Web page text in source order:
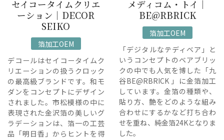
セイコータイムクリエ
ーション｜DECOR
SEIKO
箔加工OEM
デコールはセイコータイムク
リエーションの扱うクロック
の最高級ブランドです。和モ
ダンをコンセプトにデザイン
されました。市松模様の中に
表現された金沢箔の美しいグ
ラデーションは、箔一の工芸
品「明日香」からヒントを得
メディコム・トイ｜
BE@RBRICK
箔加工OEM
「デジタルなテディベア」と
いうコンセプトのベアブリッ
クの中でも人気を博した「九
谷BE@RBRICK 」に金箔加工
しています。金箔の種類や、
貼り方、艶をどのような組み
合わせにするかなど打ち合わ
せを重ね、純金箔24Kとなりま
した。